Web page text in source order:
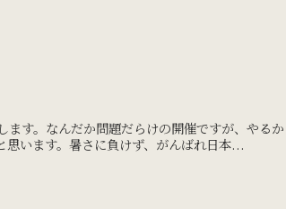
す。なんだか問題だらけの開催ですが、やる
います。暑さに負けず、がんばれ日本...